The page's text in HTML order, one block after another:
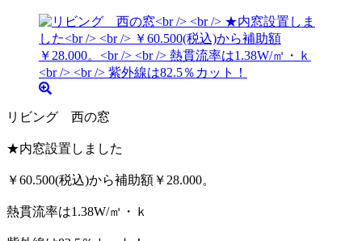
リビング 西の窓
★内窓設置しました
￥60.500(税込)から補助額￥28.000。
熱貫流率は1.38W/㎡・ｋ